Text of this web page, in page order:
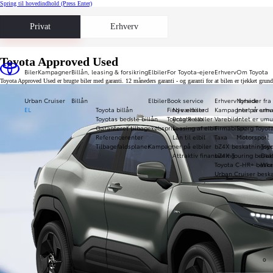
Spring til hovedindhold (Press Enter)
Privat Erhverv
Biler
Urban Cruiser
EL
KampagnerBillån, leasing & forsikring
Billån
Toyota billån
Toyotas bedste billån
Garanteret tilbagekøbspris
Referencerenter
Tilbagefaldsplaner
Elbiler
Elbiler
Nye elbiler
Brugte elbiler
Leasing af elbil
Lån til elbil
Kampagner på elbiler
Attraktiv finansiering
For Toyota-ejere
Book service
Find værksted
Toyota Relax
Erhverv
Erhverv forside
Kampagner på
Varebiler
Firmabiler
Taxa
bZ4X
bZ4X Touring
Toyota C-HR+
Urban Cruiser
Om Toyota
Nyheder fra
Intet er
Intet er
Spørg
Motorsport
Toyota Approved Used
Toyota Approved Used er brugte biler med garanti. 12 måneders garanti - og garanti for at bilen er tjekket